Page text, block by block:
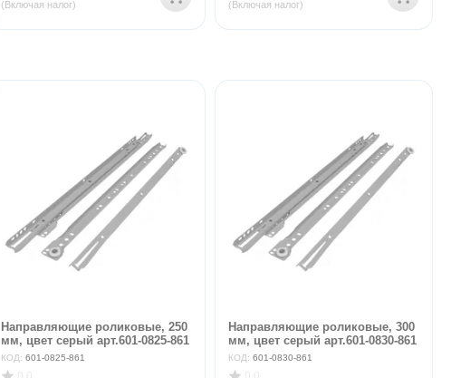
(Включая налог) (Включая налог)
Направляющие роликовые, 250
мм, цвет серый арт.601-0825-861
КОД: 601-0825-861
Направляющие роликовые, 300
мм, цвет серый арт.601-0830-861
КОД: 601-0830-861